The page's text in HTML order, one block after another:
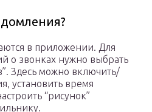
в приложении. Для
о звонках нужно выбрать
Здесь можно включить/
установить время
“рисунок”